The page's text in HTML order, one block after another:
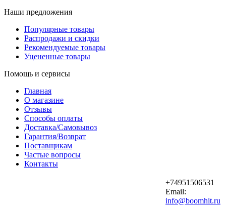
Наши предложения
Популярные товары
Распродажи и скидки
Рекомендуемые товары
Уцененные товары
Помощь и сервисы
Главная
О магазине
Отзывы
Способы оплаты
Доставка/Самовывоз
Гарантия/Возврат
Поставщикам
Частые вопросы
Контакты
+74951506531
Email:
info@boomhit.ru